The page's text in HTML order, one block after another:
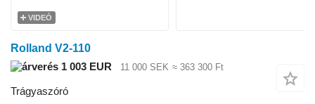
VIDEÓ
Rolland V2-110
1 003 EUR
11 000 SEK ≈ 363 300 Ft
Trágyaszóró